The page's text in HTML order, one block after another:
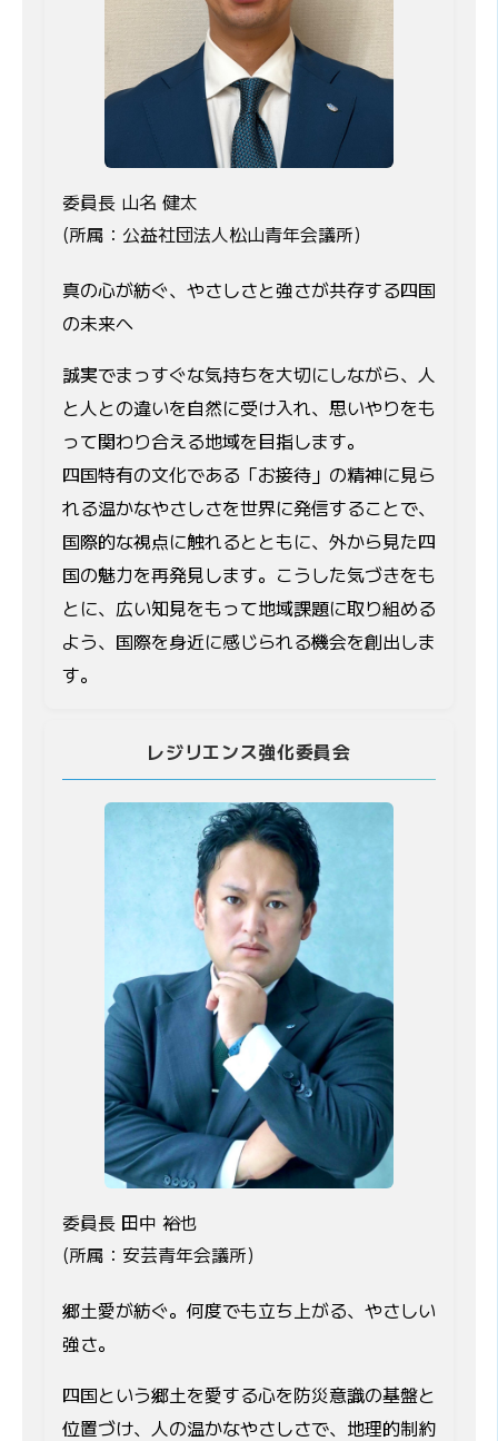
委員長 山名 健太
(所属：公益社団法人松山青年会議所)
真の心が紡ぐ、やさしさと強さが共存する四国
の未来へ
誠実でまっすぐな気持ちを大切にしながら、人
と人との違いを自然に受け入れ、思いやりをも
って関わり合える地域を目指します。
四国特有の文化である「お接待」の精神に見ら
れる温かなやさしさを世界に発信することで、
国際的な視点に触れるとともに、外から見た四
国の魅力を再発見します。こうした気づきをも
とに、広い知見をもって地域課題に取り組める
よう、国際を身近に感じられる機会を創出しま
す。
レジリエンス強化委員会
委員長 田中 裕也
(所属：安芸青年会議所)
郷土愛が紡ぐ。何度でも立ち上がる、やさしい
強さ。
四国という郷土を愛する心を防災意識の基盤と
位置づけ、人の温かなやさしさで、地理的制約